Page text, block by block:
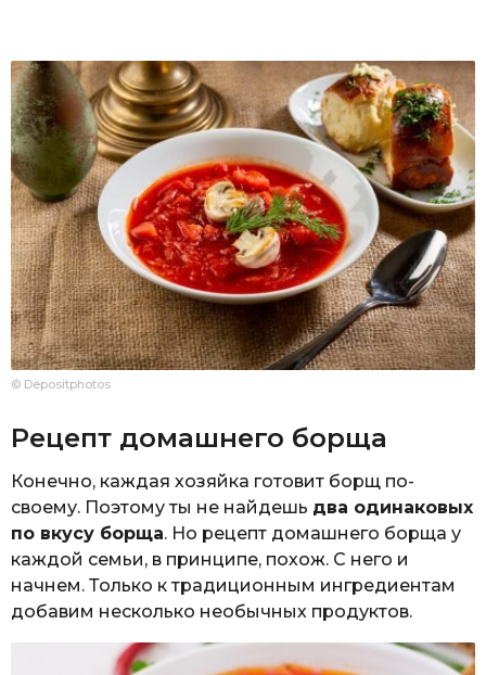
© Depositphotos
Рецепт домашнего борща
Конечно, каждая хозяйка готовит борщ по-
своему. Поэтому ты не найдешь два одинаковых
по вкусу борща. Но рецепт домашнего борща у
каждой семьи, в принципе, похож. С него и
начнем. Только к традиционным ингредиентам
добавим несколько необычных продуктов.